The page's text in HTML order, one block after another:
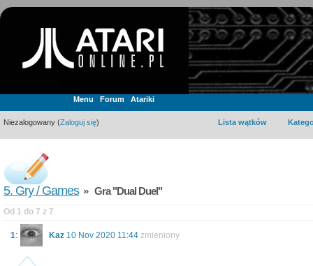
Menu Forum Atariki
Niezalogowany (Zaloguj się) Lista wątków
5. Gry / Games» Gra "Dual Duel"
Od 1 do 7 z 7
1: Kaz 10 Nov 2020 11:44 zmieniony